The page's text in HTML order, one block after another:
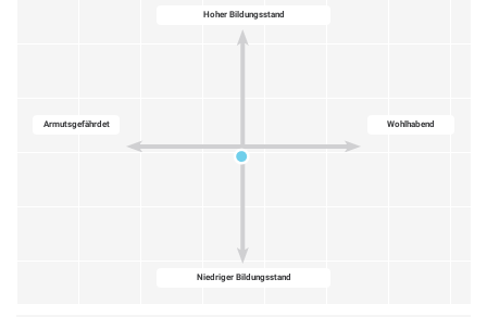
Hoher Bildungsstand
Wohlhabend
Niedriger Bildungsstand
Armutsgefährdet